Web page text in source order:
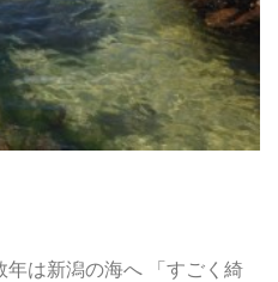
は新潟の海へ 「すごく綺